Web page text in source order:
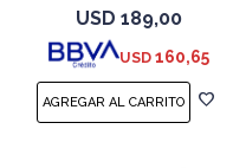
USD 189,00
USD 160,65